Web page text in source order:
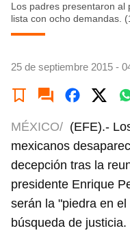
Los padres presentaron al
lista con ocho demandas.
25 de septiembre 2015 -
MÉXICO/ (EFE).-
mexicanos
decepción tras la
presidente Enrique
serán la "piedra en
búsqueda de justicia.